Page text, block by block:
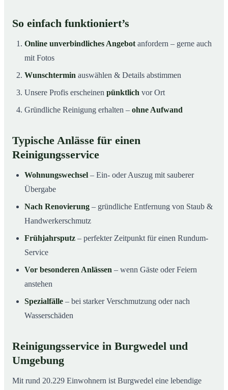
So einfach funktioniert’s
Online unverbindliches Angebot anfordern – gerne auch
mit Fotos
Wunschtermin auswählen & Details abstimmen
Unsere Profis erscheinen pünktlich vor Ort
Gründliche Reinigung erhalten – ohne Aufwand
Typische Anlässe für einen
Reinigungsservice
Wohnungswechsel – Ein- oder Auszug mit sauberer
Übergabe
Nach Renovierung – gründliche Entfernung von Staub &
Handwerkerschmutz
Frühjahrsputz – perfekter Zeitpunkt für einen Rundum-
Service
Vor besonderen Anlässen – wenn Gäste oder Feiern
anstehen
Spezialfälle – bei starker Verschmutzung oder nach
Wasserschäden
Reinigungsservice in Burgwedel und
Umgebung
Mit rund 20.229 Einwohnern ist Burgwedel eine lebendige